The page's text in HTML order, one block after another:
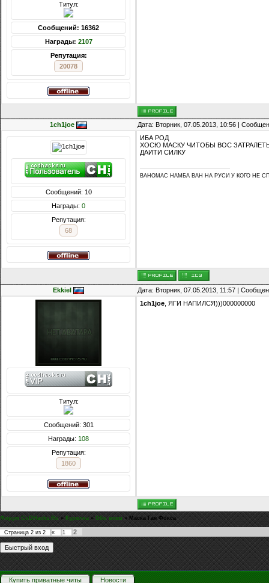
Титул:
Сообщений: 16362
Награды: 2107
Репутация:
20078
1ch1joe Дата: Вторник, 07.05.2013, 10:56 |
Сообщений: 10
Награды: 0
Репутация:
68
ИБА РОД
ХОСЮ МАСКУ ЧИТОБЫ ВОС
ДАИТИ СИЛКУ
ВАНОМАС НАМБА ВАН НА РУСИ У КОГО НЕ
Ekkiel Дата: Вторник, 07.05.2013, 11:57 |
Титул:
Сообщений: 301
Награды: 108
Репутация:
1860
1ch1joe , ЯГИ НАПИЛСЯ)))000000000
Форум CoDHacks.Ru » Курилка » Обо всем » Маска Гая Фокса
Страница 2 из 2 « 1 2
Купить приватные читы Новости